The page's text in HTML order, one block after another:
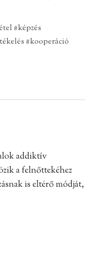
#képzés
#kooperáció
addiktív
a felnőttekéhez
is eltérő módját,